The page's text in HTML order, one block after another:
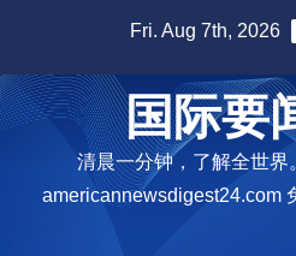
content
Fri. Aug 7th, 2026
国际要
清晨一分钟，了解全世界
americannewsdigest24.com